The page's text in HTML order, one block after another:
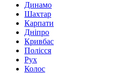
Динамо
Шахтар
Карпати
Дніпро
Кривбас
Полісся
Рух
Колос